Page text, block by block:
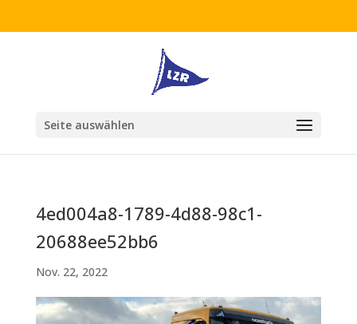
Seite auswählen
4ed004a8-1789-4d88-98c1-
20688ee52bb6
Nov. 22, 2022